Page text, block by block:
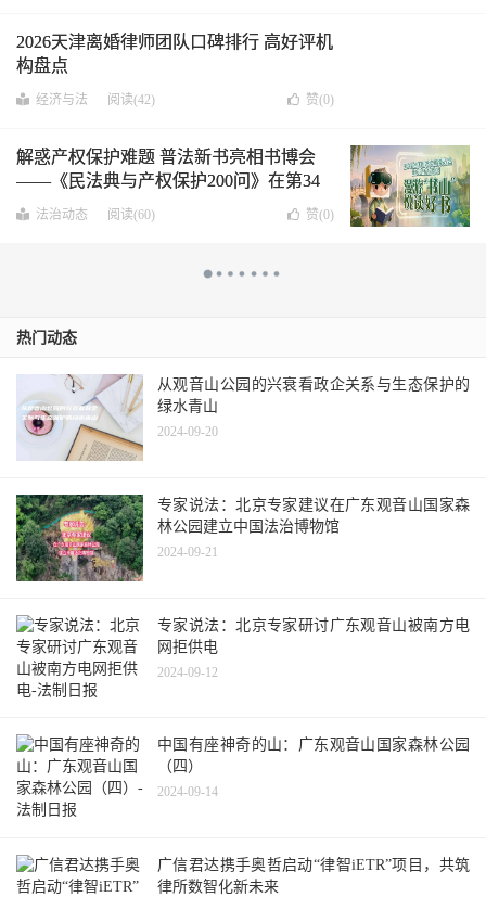
2026天津离婚律师团队口碑排行 高好评机
构盘点
经济与法 阅读(42) 赞(0)
解惑产权保护难题 普法新书亮相书博会
——《民法典与产权保护200问》在第34
届全国书博会重磅发布
法治动态 阅读(60) 赞(0)
热门动态
从观音山公园的兴衰看政企关系与生态保护的
绿水青山
2024-09-20
专家说法：北京专家建议在广东观音山国家森
林公园建立中国法治博物馆
2024-09-21
专家说法：北京专家研讨广东观音山被南方电
网拒供电
2024-09-12
中国有座神奇的山：广东观音山国家森林公园
（四）
2024-09-14
广信君达携手奥哲启动“律智iETR”项目，共筑
律所数智化新未来